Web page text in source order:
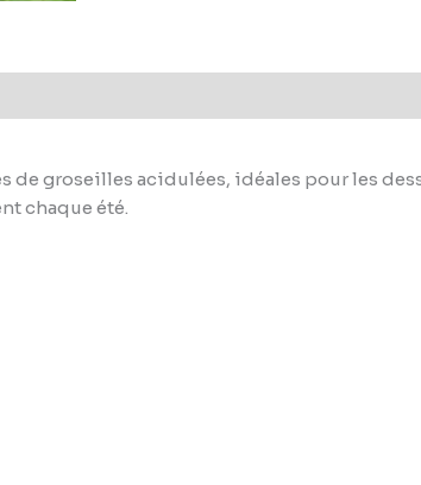
groseilles acidulées, idéales pour les
chaque été.